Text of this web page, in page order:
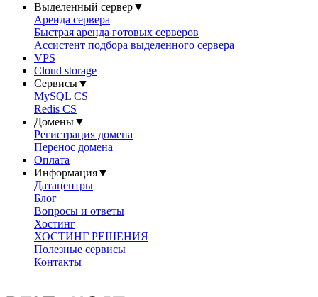
Выделенный сервер▼
Аренда сервера
Быстрая аренда готовых серверов
Ассистент подбора выделенного сервера
VPS
Cloud storage
Сервисы▼
MySQL CS
Redis CS
Домены▼
Регистрация домена
Перенос домена
Оплата
Информация▼
Датацентры
Блог
Вопросы и ответы
Хостинг
ХОСТИНГ РЕШЕНИЯ
Полезные сервисы
Контакты